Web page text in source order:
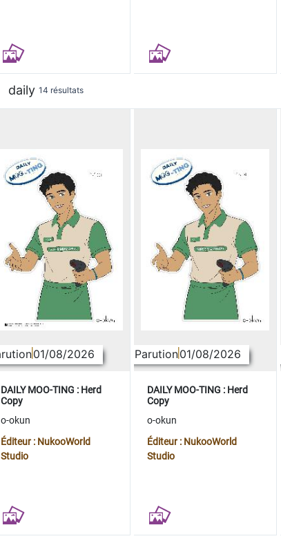
daily 14 résultats
01/08/2026
DAILY MOO-TING : Herd
Copy
o-okun
Éditeur : NukooWorld
Studio
Parution01/08/2026
DAILY MOO-TING : Herd
Copy
o-okun
Éditeur : NukooWorld
Studio